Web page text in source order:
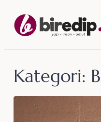
geç
Kategori: